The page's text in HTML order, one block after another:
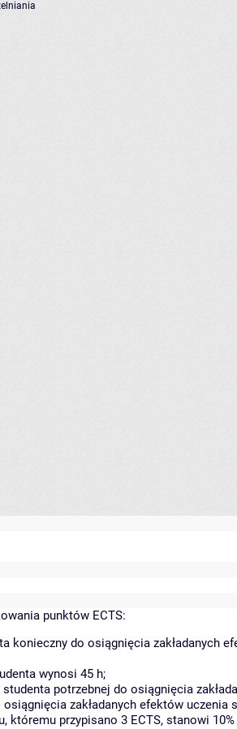
punktów ECTS:
konieczny do osiągnięcia
wynosi 45 h;
potrzebnej do osiągnięcia
zakładanych efektów uczenia
któremu przypisano 3 ECTS, stanowi